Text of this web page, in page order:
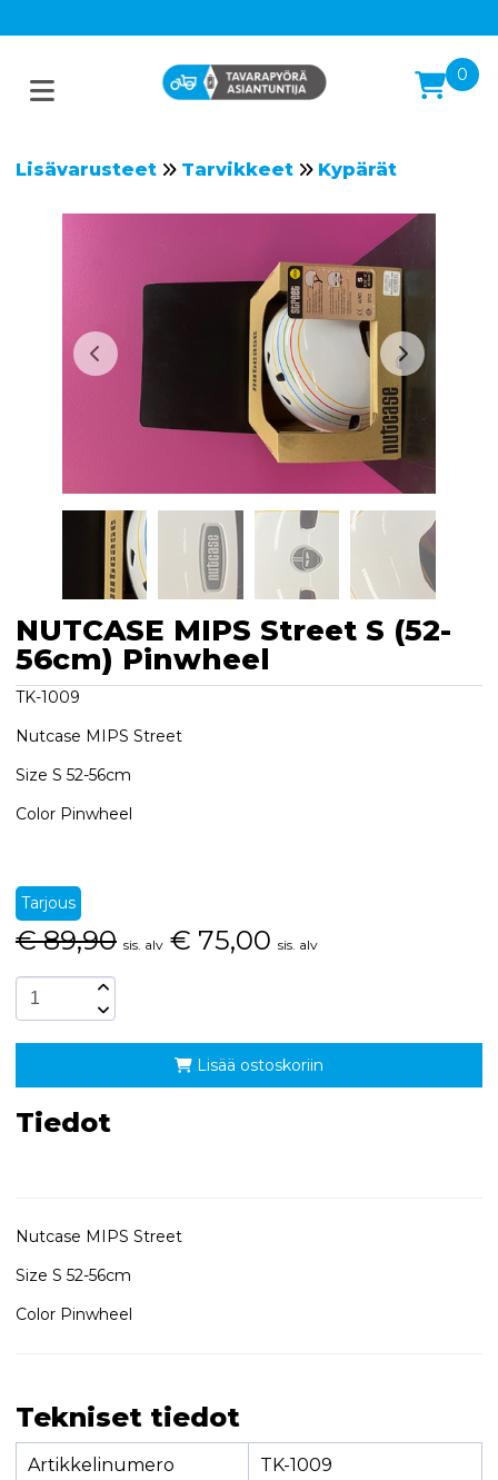
0
Lisävarusteet Tarvikkeet Kypärät
NUTCASE MIPS Street S (52-
56cm) Pinwheel
TK-1009
Nutcase MIPS Street
Size S 52-56cm
Color Pinwheel
Tarjous
€ 89,90 sis. alv € 75,00 sis. alv
Lisää ostoskoriin
Tiedot
Nutcase MIPS Street
Size S 52-56cm
Color Pinwheel
Tekniset tiedot
Artikkelinumero TK-1009